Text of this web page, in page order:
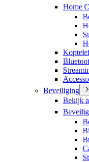
Home
Beveiliging
Bekijk